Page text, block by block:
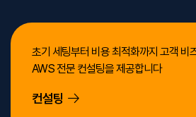
초기 세팅부터 비용 최적화까지 고객 비
AWS 전문 컨설팅을 제공합니다
컨설팅